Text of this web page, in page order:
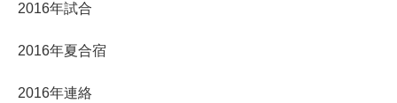
2016年試合
2016年夏合宿
2016年連絡